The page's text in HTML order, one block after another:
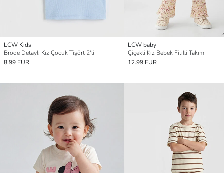
LCW Kids
Brode Detaylı Kız Çocuk Tişört 2'li
8.99 EUR
LCW baby
Çiçekli Kız Bebek Fitilli Takım
12.99 EUR